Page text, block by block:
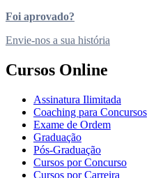
Foi aprovado?
Envie-nos a sua história
Cursos Online
Assinatura Ilimitada
Coaching para Concursos
Exame de Ordem
Graduação
Pós-Graduação
Cursos por Concurso
Cursos por Carreira